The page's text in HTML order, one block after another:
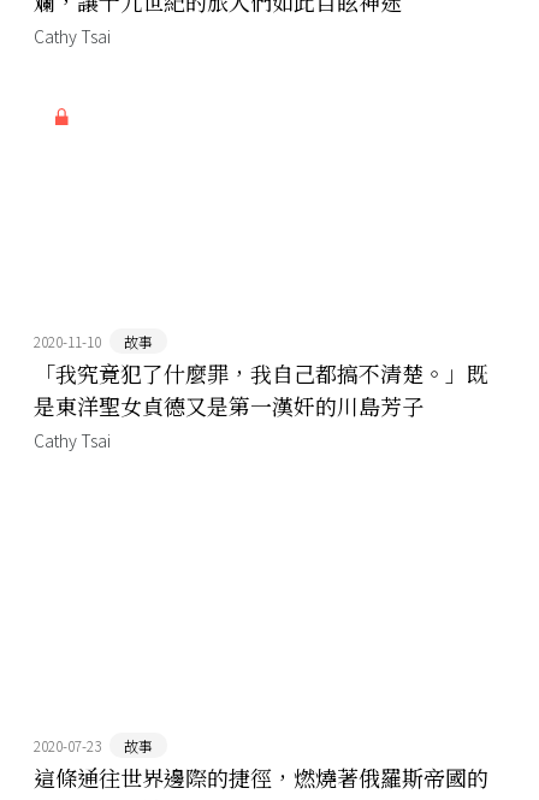
Cathy Tsai
2020-11-10 故事
「我究竟犯了什麼罪，我自己都搞不清楚。」既
是東洋聖女貞德又是第一漢奸的川島芳子
Cathy Tsai
2020-07-23 故事
這條通往世界邊際的捷徑，燃燒著俄羅斯帝國的